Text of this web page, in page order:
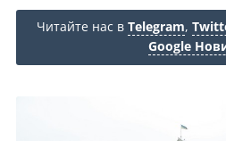
Читайте нас в Telegram,
Google